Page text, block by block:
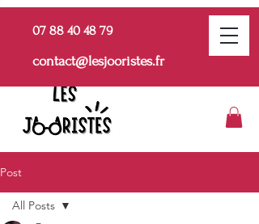
07 88 40 48 79
contact@lesjooristes.fr
Post
All Posts